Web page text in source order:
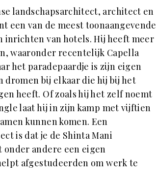
landschapsarchitect, architect en
van de meest toonaangevende
inrichten van hotels. Hij heeft meer
waaronder recentelijk Capella
het paradepaardje is zijn eigen
dromen bij elkaar die hij bij het
heeft. Of zoals hij het zelf noemt
laat hij in zijn kamp met vijftien
kunnen komen. Een
is dat je de Shinta Mani
andere een eigen
afgestudeerden om werk te